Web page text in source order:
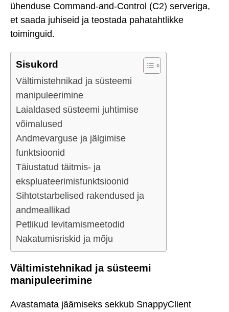
ühenduse Command-and-Control (C2) serveriga,
et saada juhiseid ja teostada pahatahtlikke
toiminguid.
Sisukord
Vältimistehnikad ja süsteemi
manipuleerimine
Laialdased süsteemi juhtimise
võimalused
Andmevarguse ja jälgimise
funktsioonid
Täiustatud täitmis- ja
ekspluateerimisfunktsioonid
Sihtotstarbelised rakendused ja
andmeallikad
Petlikud levitamismeetodid
Nakatumisriskid ja mõju
Vältimistehnikad ja süsteemi
manipuleerimine
Avastamata jäämiseks sekkub SnappyClient